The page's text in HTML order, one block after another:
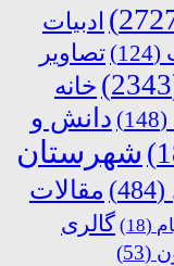
ادبیات
(124)
تصاویر
خانه
(148)
دانش و
شهرستان
(484)
مقالات
(18)
گالری
(53)